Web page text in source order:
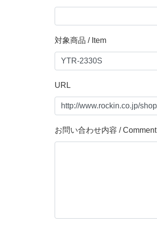
対象商品 / Item
URL
お問い合わせ内容 / Comment